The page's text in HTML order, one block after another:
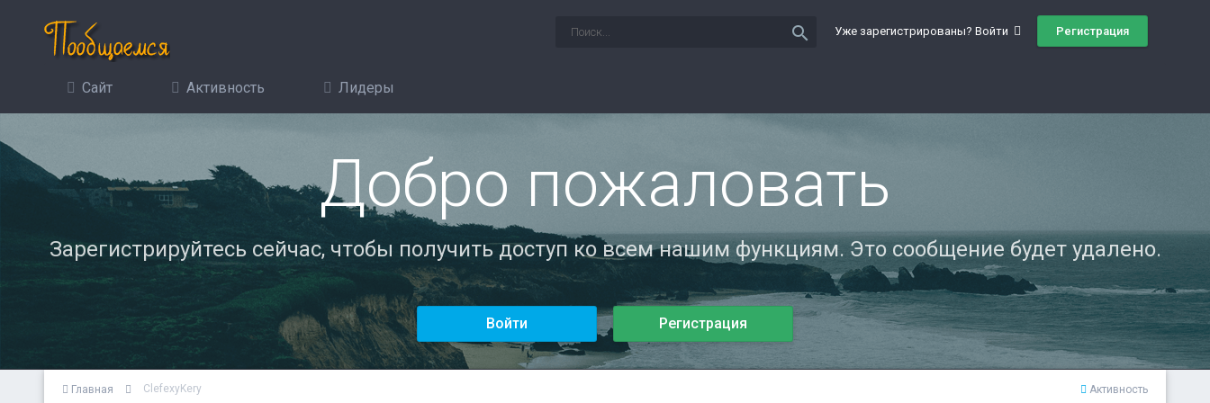
Уже зарегистрированы? Войти Регистрация
search
Сайт Активность Лидеры
Добро пожаловать
Зарегистрируйтесь сейчас, чтобы получить доступ ко всем нашим функциям. Это сообщение будет удалено.
Войти Регистрация
Активность
Главная ClefexyKery